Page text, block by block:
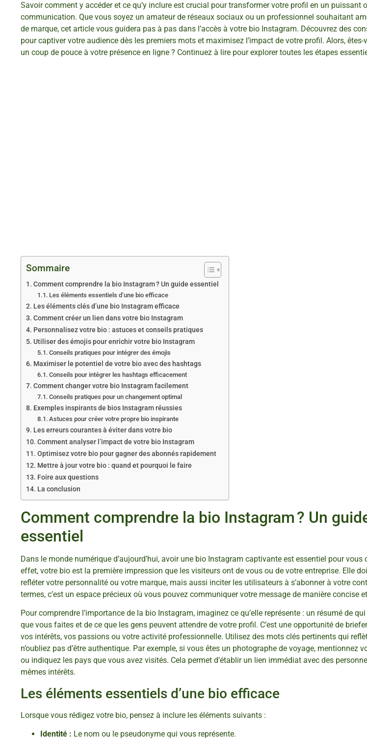
Savoir comment y accéder et ce qu’y inclure est crucial pour transformer votre profil en un puissant
communication. Que vous soyez un amateur de réseaux sociaux ou un professionnel souhaitant
de marque, cet article vous guidera pas à pas dans l’accès à votre bio Instagram. Découvrez des
pour captiver votre audience dès les premiers mots et maximisez l’impact de votre profil. Alors, êtes-
un coup de pouce à votre présence en ligne ? Continuez à lire pour explorer toutes les étapes
Sommaire
Comment comprendre la bio Instagram ? Un guide essentiel
Les éléments essentiels d’une bio efficace
Les éléments clés d’une bio Instagram efficace
Comment créer un lien dans votre bio Instagram
Personnalisez votre bio : astuces et conseils pratiques
Utiliser des émojis pour enrichir votre bio Instagram
Conseils pratiques pour intégrer des émojis
Maximiser le potentiel de votre bio avec des hashtags
Conseils pour intégrer les hashtags efficacement
Comment changer votre bio Instagram facilement
Conseils pratiques pour un changement optimal
Exemples inspirants de bios Instagram réussies
Astuces pour créer votre propre bio inspirante
Les erreurs courantes à éviter dans votre bio
Comment analyser l’impact de votre bio Instagram
Optimisez votre bio pour gagner des abonnés rapidement
Mettre à jour votre bio : quand et pourquoi le faire
Foire aux questions
La conclusion
Comment comprendre la bio Instagram ? Un
essentiel
Dans le monde numérique d’aujourd’hui, avoir une bio Instagram captivante est essentiel pour vous
effet, votre bio est la première impression que les visiteurs ont de vous ou de votre entreprise. Elle
refléter votre personnalité ou votre marque, mais aussi inciter les utilisateurs à s’abonner à votre
termes, c’est un espace précieux où vous pouvez communiquer votre message de manière concise
Pour comprendre l’importance de la bio Instagram, imaginez ce qu’elle représente : un résumé de
que vous faites et de ce que les gens peuvent attendre de votre profil. C’est une opportunité de
vos intérêts, vos passions ou votre activité professionnelle. Utilisez des mots clés pertinents qui
n’oubliez pas d’être authentique. Par exemple, si vous êtes un photographe de voyage, mentionnez
ou indiquez les pays que vous avez visités. Cela permet d’établir un lien immédiat avec des
mêmes intérêts.
Les éléments essentiels d’une bio efficace
Lorsque vous rédigez votre bio, pensez à inclure les éléments suivants :
Identité : Le nom ou le pseudonyme qui vous représente.